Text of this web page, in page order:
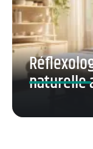
naturelle